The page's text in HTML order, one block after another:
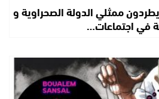
يطردون ممثلي الدولة الصحراوية و
في اجتماعات…